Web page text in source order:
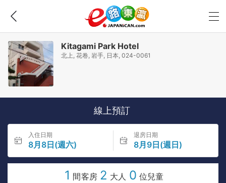
Kitagami Park Hotel
北上, 花卷, 岩手, 日本, 024-0061
線上預訂
入住日期
8月8日(週六)
退房日期
8月9日(週日)
1 間客房 2 大人 0 位兒童